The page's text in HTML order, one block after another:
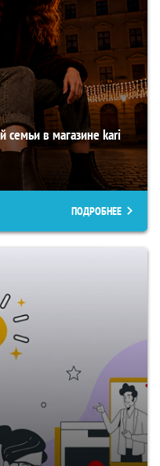
семьи в магазине kari
ПОДРОБНЕЕ